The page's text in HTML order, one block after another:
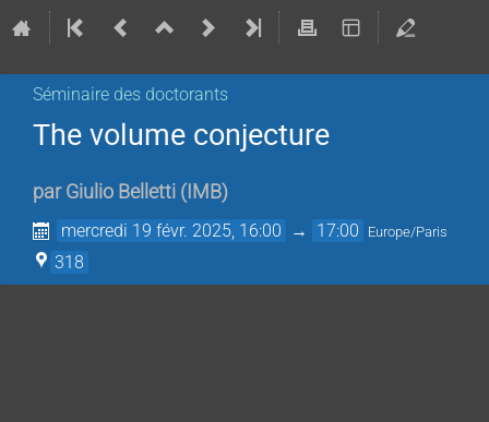
Séminaire des doctorants
The volume conjecture
par Giulio Belletti ( IMB)
mercredi 19 févr. 2025, 16:00 → 17:00 Europe/Paris
318